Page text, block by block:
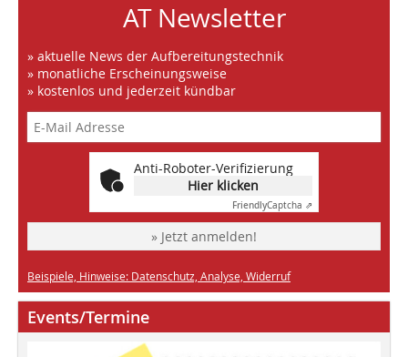
AT Newsletter
» aktuelle News der Aufbereitungstechnik
» monatliche Erscheinungsweise
» kostenlos und jederzeit kündbar
Anti-Roboter-Verifizierung
Hier klicken
FriendlyCaptcha ⇗
» Jetzt anmelden!
Beispiele, Hinweise: Datenschutz, Analyse, Widerruf
Events/Termine